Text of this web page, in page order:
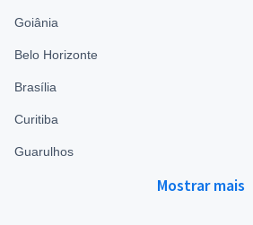
Goiânia
Belo Horizonte
Brasília
Curitiba
Guarulhos
Mostrar mais